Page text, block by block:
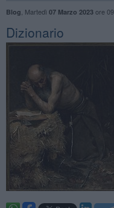
Blog Martedì 07 Marzo 2023ore
Dizionario